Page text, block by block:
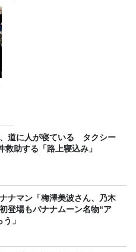
道に人が寝ている タクシー
救助する「路上寝込み」
登場もバナナムーン名物“ア
」